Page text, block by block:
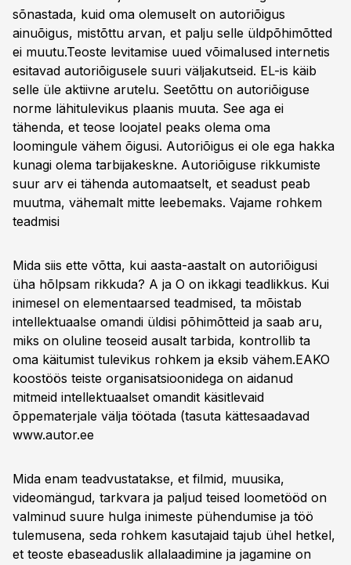
sõnastada, kuid oma olemuselt on autoriõigus
ainuõigus, mistõttu arvan, et palju selle üldpõhimõtted
ei muutu.Teoste levitamise uued võimalused internetis
esitavad autoriõigusele suuri väljakutseid. EL-is käib
selle üle aktiivne arutelu. Seetõttu on autoriõiguse
norme lähitulevikus plaanis muuta. See aga ei
tähenda, et teose loojatel peaks olema oma
loomingule vähem õigusi. Autoriõigus ei ole ega hakka
kunagi olema tarbijakeskne. Autoriõiguse rikkumiste
suur arv ei tähenda automaatselt, et seadust peab
muutma, vähemalt mitte leebemaks. Vajame rohkem
teadmisi
Mida siis ette võtta, kui aasta-aastalt on autoriõigusi
üha hõlpsam rikkuda? A ja O on ikkagi teadlikkus. Kui
inimesel on elementaarsed teadmised, ta mõistab
intellektuaalse omandi üldisi põhimõtteid ja saab aru,
miks on oluline teoseid ausalt tarbida, kontrollib ta
oma käitumist tulevikus rohkem ja eksib vähem.EAKO
koostöös teiste organisatsioonidega on aidanud
mitmeid intellektuaalset omandit käsitlevaid
õppematerjale välja töötada (tasuta kättesaadavad
www.autor.ee
Mida enam teadvustatakse, et filmid, muusika,
videomängud, tarkvara ja paljud teised loometööd on
valminud suure hulga inimeste pühendumise ja töö
tulemusena, seda rohkem kasutajaid tajub ühel hetkel,
et teoste ebaseaduslik allalaadimine ja jagamine on